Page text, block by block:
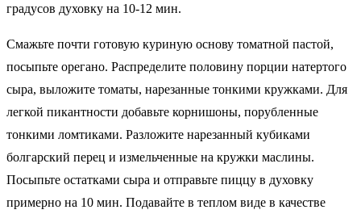
градусов духовку на 10-12 мин.
Смажьте почти готовую куриную основу томатной пастой,
посыпьте орегано. Распределите половину порции натертого
сыра, выложите томаты, нарезанные тонкими кружками. Для
легкой пикантности добавьте корнишоны, порубленные
тонкими ломтиками. Разложите нарезанный кубиками
болгарский перец и измельченные на кружки маслины.
Посыпьте остатками сыра и отправьте пиццу в духовку
примерно на 10 мин. Подавайте в теплом виде в качестве